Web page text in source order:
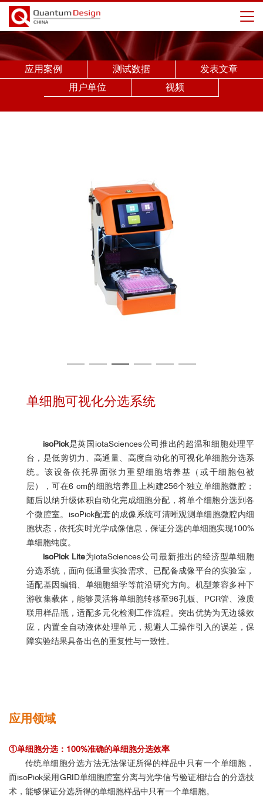
应用案例 测试数据
发表文章
用户单位
视频
单细胞可视化分选系统
isoPick是英国iotaSciences公司推出的超温和细胞处理平
台，是低剪切力、高通量、高度自动化的可视化单细胞分选系
统。该设备依托界面张力重塑细胞培养基（或干细胞包被
层），可在6 cm的细胞培养皿上构建256个独立单细胞微腔；
随后以纳升级体积自动化完成细胞分配，将单个细胞分选到各
个微腔室。isoPick配套的成像系统可清晰观测单细胞微腔内细
胞状态，依托实时光学成像信息，保证分选的单细胞实现100%
单细胞纯度。
isoPick Lite为iotaSciences公司最新推出的经济型单细胞
分选系统，面向低通量实验需求、已配备成像平台的实验室，
适配基因编辑、单细胞组学等前沿研究方向。机型兼容多种下
游收集载体，能够灵活将单细胞转移至96孔板、PCR管、液质
联用样品瓶，适配多元化检测工作流程。突出优势为无边缘效
应，内置全自动液体处理单元，规避人工操作引入的误差，保
障实验结果具备出色的重复性与一致性。
应用领域
①单细胞分选：100%准确的单细胞分选效率
传统单细胞分选方法无法保证所得的样品中只有一个单细胞，
而isoPick采用GRID单细胞腔室分离与光学信号验证相结合的分选技
术，能够保证分选所得的单细胞样品中只有一个单细胞。